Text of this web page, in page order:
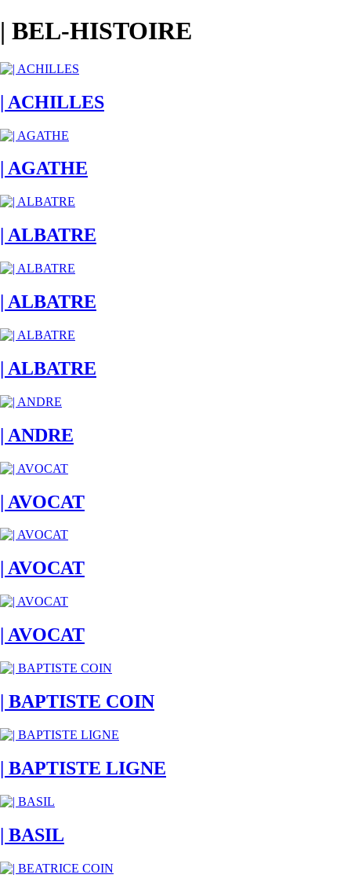
| BEL-HISTOIRE
| ACHILLES
| AGATHE
| ALBATRE
| ALBATRE
| ALBATRE
| ANDRE
| AVOCAT
| AVOCAT
| AVOCAT
| BAPTISTE COIN
| BAPTISTE LIGNE
| BASIL